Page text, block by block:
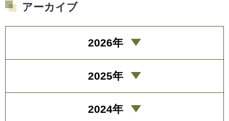
アーカイブ
2026年
2025年
2024年